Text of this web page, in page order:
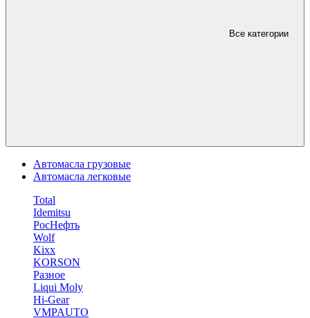
Все категории
Автомасла грузовые
Автомасла легковые
Total
Idemitsu
РосНефть
Wolf
Kixx
KORSON
Разное
Liqui Moly
Hi-Gear
VMPAUTO